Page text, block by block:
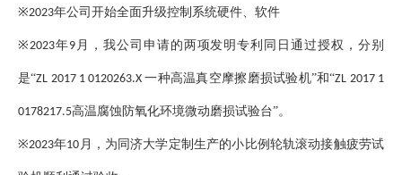
※2023年公司开始全面升级控制系统硬件、软件
※2023年9月，我公司申请的两项发明专利同日通过授权，分别
是“ZL 2017 1 0120263.X一种高温真空摩擦磨损试验机”和“ZL 2017 1
0178217.5高温腐蚀防氧化环境微动磨损试验台”。
※2023年10 月，为同济大学定制生产的小比例轮轨滚动接触疲劳试